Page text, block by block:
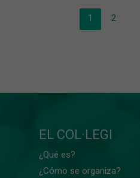
1 2
EL COL·LEGI
¿Qué es?
¿Cómo se organiza?